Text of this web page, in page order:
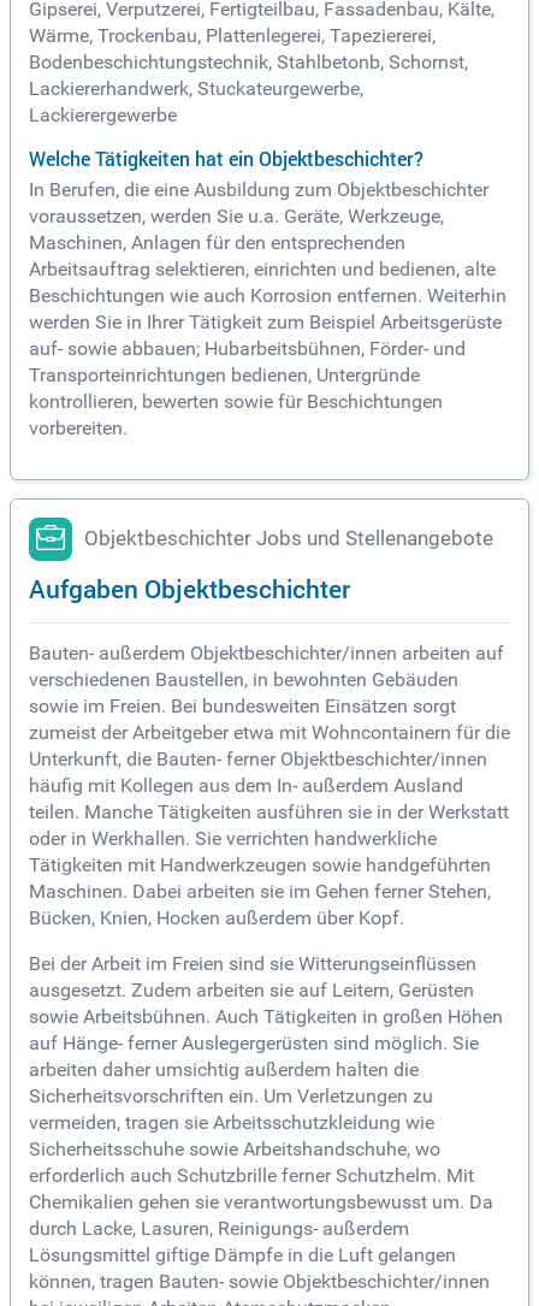
Gipserei, Verputzerei, Fertigteilbau, Fassadenbau, Kälte,
Wärme, Trockenbau, Plattenlegerei, Tapeziererei,
Bodenbeschichtungstechnik, Stahlbetonb, Schornst,
Lackiererhandwerk, Stuckateurgewerbe,
Lackierergewerbe
Welche Tätigkeiten hat ein Objektbeschichter?
In Berufen, die eine Ausbildung zum Objektbeschichter
voraussetzen, werden Sie u.a. Geräte, Werkzeuge,
Maschinen, Anlagen für den entsprechenden
Arbeitsauftrag selektieren, einrichten und bedienen, alte
Beschichtungen wie auch Korrosion entfernen. Weiterhin
werden Sie in Ihrer Tätigkeit zum Beispiel Arbeitsgerüste
auf- sowie abbauen; Hubarbeitsbühnen, Förder- und
Transporteinrichtungen bedienen, Untergründe
kontrollieren, bewerten sowie für Beschichtungen
vorbereiten.
Objektbeschichter Jobs und Stellenangebote
Aufgaben Objektbeschichter
Bauten- außerdem Objektbeschichter/innen arbeiten auf
verschiedenen Baustellen, in bewohnten Gebäuden
sowie im Freien. Bei bundesweiten Einsätzen sorgt
zumeist der Arbeitgeber etwa mit Wohncontainern für die
Unterkunft, die Bauten- ferner Objektbeschichter/innen
häufig mit Kollegen aus dem In- außerdem Ausland
teilen. Manche Tätigkeiten ausführen sie in der Werkstatt
oder in Werkhallen. Sie verrichten handwerkliche
Tätigkeiten mit Handwerkzeugen sowie handgeführten
Maschinen. Dabei arbeiten sie im Gehen ferner Stehen,
Bücken, Knien, Hocken außerdem über Kopf.
Bei der Arbeit im Freien sind sie Witterungseinflüssen
ausgesetzt. Zudem arbeiten sie auf Leitern, Gerüsten
sowie Arbeitsbühnen. Auch Tätigkeiten in großen Höhen
auf Hänge- ferner Auslegergerüsten sind möglich. Sie
arbeiten daher umsichtig außerdem halten die
Sicherheitsvorschriften ein. Um Verletzungen zu
vermeiden, tragen sie Arbeitsschutzkleidung wie
Sicherheitsschuhe sowie Arbeitshandschuhe, wo
erforderlich auch Schutzbrille ferner Schutzhelm. Mit
Chemikalien gehen sie verantwortungsbewusst um. Da
durch Lacke, Lasuren, Reinigungs- außerdem
Lösungsmittel giftige Dämpfe in die Luft gelangen
können, tragen Bauten- sowie Objektbeschichter/innen